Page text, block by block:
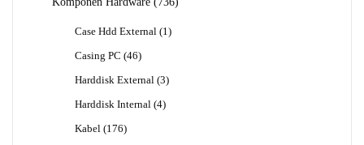
Case Hdd External 1 1
Casing PC 4646
Harddisk External 33
Harddisk Internal 44
Kabel
176176